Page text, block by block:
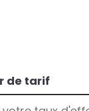
de tarif